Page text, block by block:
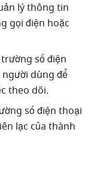
lý thông tin
gọi điện hoặc
số điện
dùng để
theo dõi.
số điện thoại
lạc của thành